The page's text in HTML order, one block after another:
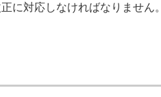
に対応しなければなりません。